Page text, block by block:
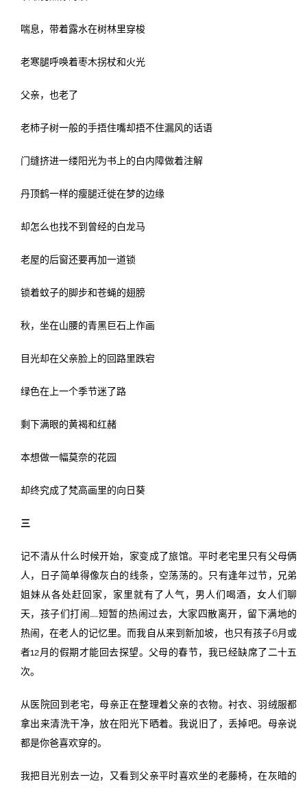
喘息，带着露水在树林里穿梭
老寒腿呼唤着枣木拐杖和火光
父亲，也老了
老柿子树一般的手捂住嘴却捂不住漏风的话语
门缝挤进一缕阳光为书上的白内障做着注解
丹顶鹤一样的瘦腿迁徙在梦的边缘
却怎么也找不到曾经的白龙马
老屋的后窗还要再加一道锁
锁着蚊子的脚步和苍蝇的翅膀
秋，坐在山腰的青黑巨石上作画
目光却在父亲脸上的回路里跌宕
绿色在上一个季节迷了路
剩下满眼的黄褐和红赭
本想做一幅莫奈的花园
却终究成了梵高画里的向日葵
三
记不清从什么时候开始，家变成了旅馆。平时老宅里只有父母俩
人，日子简单得像灰白的线条，空荡荡的。只有逢年过节，兄弟
姐妹从各处赶回家，家里就有了人气，男人们喝酒，女人们聊
天，孩子们打闹……短暂的热闹过去，大家四散离开，留下满地的
热闹，在老人的记忆里。而我自从来到新加坡，也只有孩子6月或
者12月的假期才能回去探望。父母的春节，我已经缺席了二十五
次。
从医院回到老宅，母亲正在整理着父亲的衣物。衬衣、羽绒服都
拿出来清洗干净，放在阳光下晒着。我说旧了，丢掉吧。母亲说
都是你爸喜欢穿的。
我把目光别去一边，又看到父亲平时喜欢坐的老藤椅，在灰暗的